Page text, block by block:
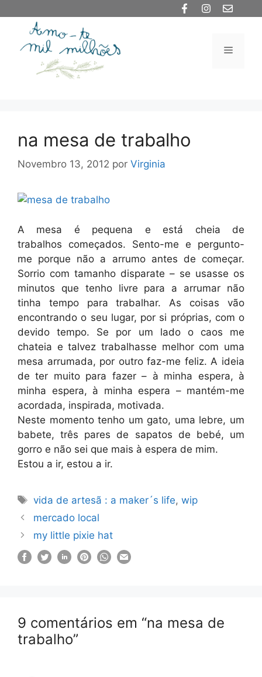
conteúdo
Menu
na mesa de trabalho
Novembro 13, 2012 por Virginia
A mesa é pequena e está cheia de
trabalhos começados. Sento-me e pergunto-
me porque não a arrumo antes de começar.
Sorrio com tamanho disparate – se usasse os
minutos que tenho livre para a arrumar não
tinha tempo para trabalhar. As coisas vão
encontrando o seu lugar, por si próprias, com o
devido tempo. Se por um lado o caos me
chateia e talvez trabalhasse melhor com uma
mesa arrumada, por outro faz-me feliz. A ideia
de ter muito para fazer – à minha espera, à
minha espera, à minha espera – mantém-me
acordada, inspirada, motivada.
Neste momento tenho um gato, uma lebre, um
babete, três pares de sapatos de bebé, um
gorro e não sei que mais à espera de mim.
Estou a ir, estou a ir.
Etiquetas
vida de artesã : a maker´s life,wip
mercado local
my little pixie hat
9 comentários em “na mesa de
trabalho”